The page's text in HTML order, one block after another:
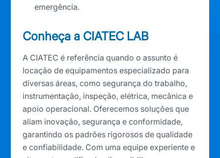
emergência.
Conheça a CIATEC LAB
A CIATEC é referência quando o assunto é
locação de equipamentos especializado para
diversas áreas, como segurança do trabalho,
instrumentação, inspeção, elétrica, mecânica e
apoio operacional. Oferecemos soluções que
aliam inovação, segurança e conformidade,
garantindo os padrões rigorosos de qualidade
e confiabilidade. Com uma equipe experiente e